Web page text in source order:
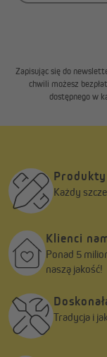
Zapisując się do
chwili możesz
dostępnego w
Każdy
Klienci
Ponad 5
naszą jakość!
Tradycja i